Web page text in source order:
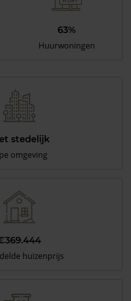
63%
Huurwoningen
stedelijk
omgeving
huizenprijs